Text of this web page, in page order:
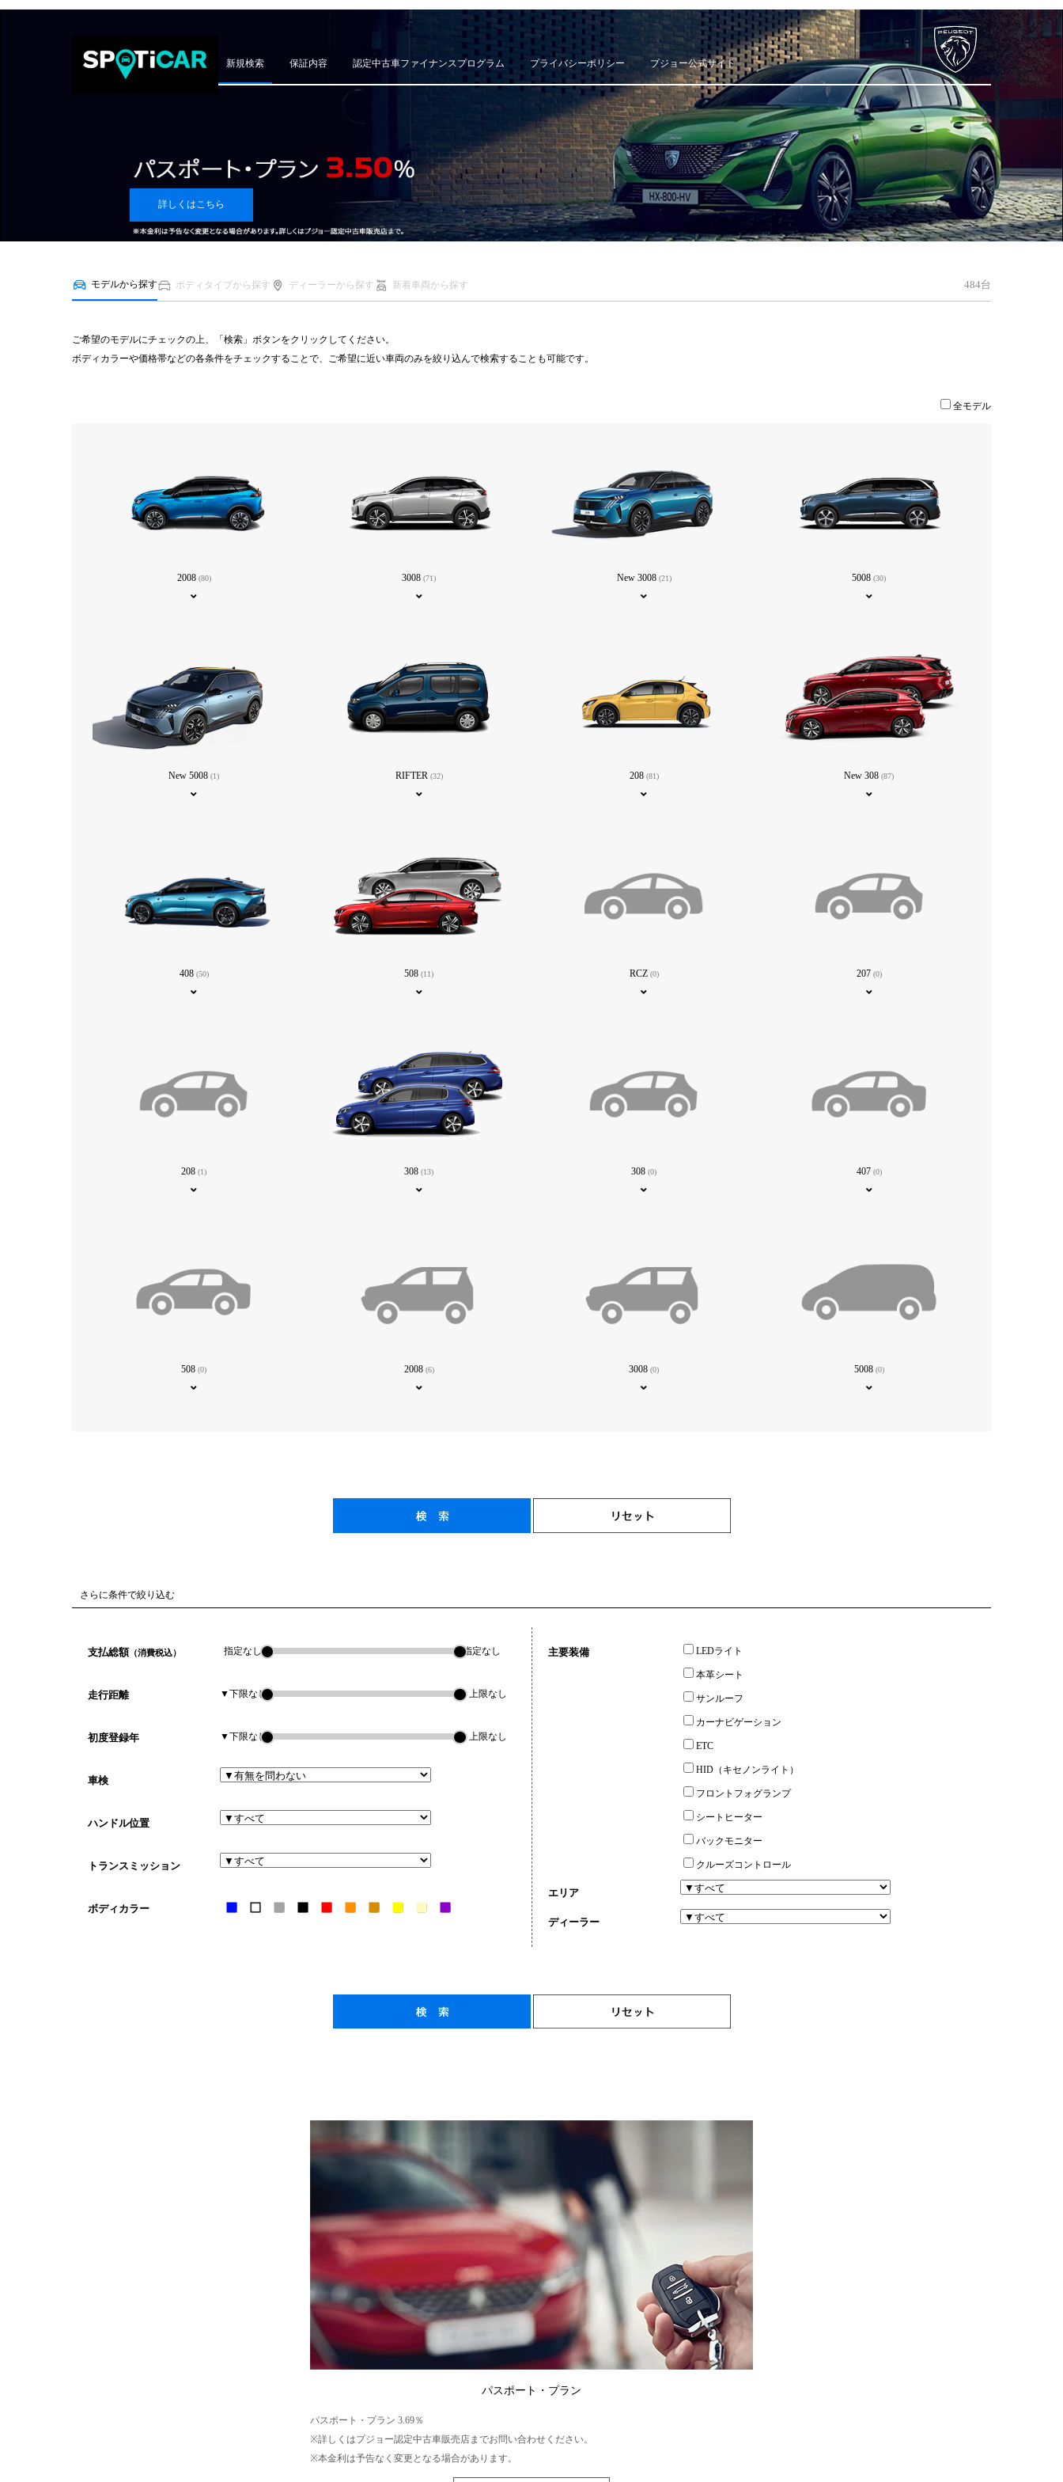
新規検索 保証内容 認定中古車ファイナンスプログラム プライバシーポリシー プジョー公式サイト
詳しくはこちら
モデルから探す ボディタイプから探す ディーラーから探す 新着車両から探す 484台
ご希望のモデルにチェックの上、「検索」ボタンをクリックしてください。
ボディカラーや価格帯などの各条件をチェックすることで、ご希望に近い車両のみを絞り込んで検索することも可能です。
全モデル
2008 (80) 3008(71) New 3008 (21) 5008(30)
New 5008(1) RIFTER (32) 208 (81) New 308(87)
408 (50) 508(11) RCZ (0) 207 (0)
208(1) 308(13) 308(0) 407 (0)
508(0) 2008 (6) 3008(0) 5008 (0)
さらに条件で絞り込む
支払総額 （消費税込） 指定なし 指定なし
走行距離 ▼下限なし ▼上限なし
初度登録年 ▼下限なし ▼上限なし
車検
ハンドル位置
トランスミッション
ボディカラー
主要装備 LEDライト
本革シート
サンルーフ
カーナビゲーション
ETC
HID（キセノンライト）
フロントフォグランプ
シートヒーター
バックモニター
クルーズコントロール
エリア
ディーラー
パスポート・プラン
パスポート・プラン 3.69％
※詳しくはプジョー認定中古車販売店までお問い合わせください。
※本金利は予告なく変更となる場合があります。